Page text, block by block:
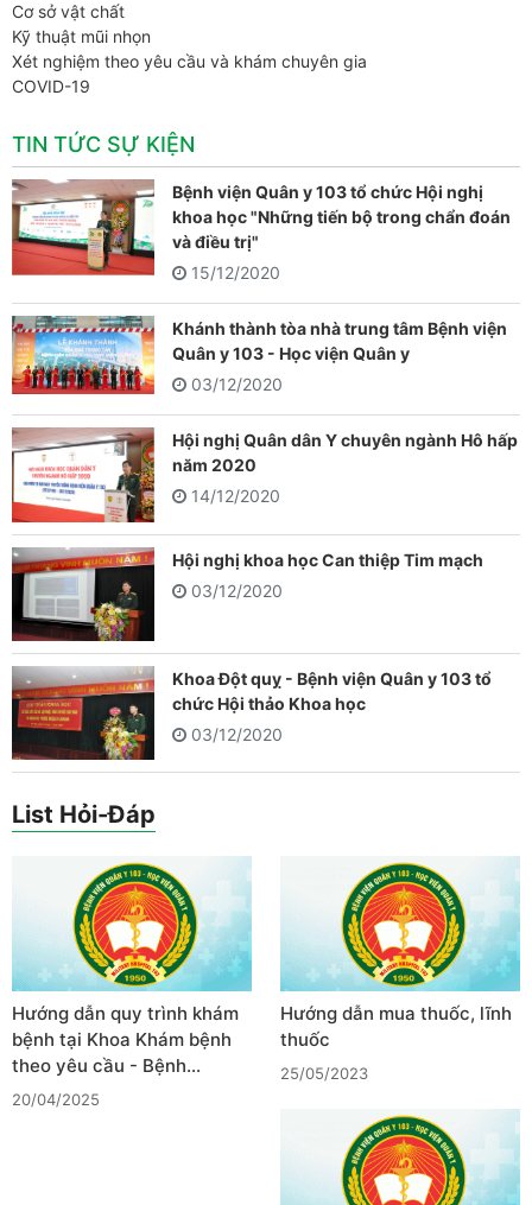
Cơ sở vật chất
Kỹ thuật mũi nhọn
Xét nghiệm theo yêu cầu và khám chuyên gia
COVID-19
TIN TỨC SỰ KIỆN
Bệnh viện Quân y 103 tổ chức Hội nghị
khoa học "Những tiến bộ trong chẩn đoán
và điều trị"
15/12/2020
Khánh thành tòa nhà trung tâm Bệnh viện
Quân y 103 - Học viện Quân y
03/12/2020
Hội nghị Quân dân Y chuyên ngành Hô hấp
năm 2020
14/12/2020
Hội nghị khoa học Can thiệp Tim mạch
03/12/2020
Khoa Đột quỵ - Bệnh viện Quân y 103 tổ
chức Hội thảo Khoa học
03/12/2020
List Hỏi-Đáp
Hướng dẫn quy trình khám
bệnh tại Khoa Khám bệnh
theo yêu cầu - Bệnh…
20/04/2025
Hướng dẫn mua thuốc, lĩnh
thuốc
25/05/2023